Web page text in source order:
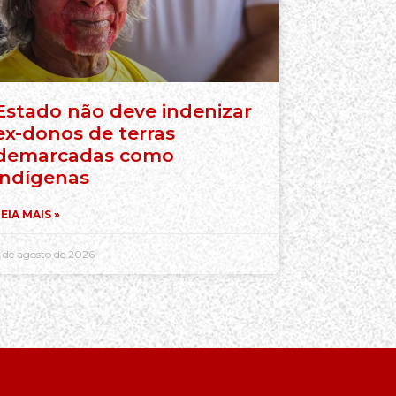
não deve indenizar
donos de terras
como
MAIS »
de agosto de 2026